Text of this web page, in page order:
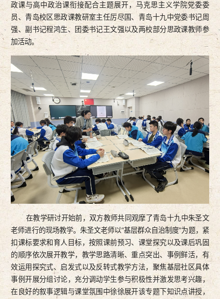
政课与高中政治课衔接配合主题展开，马克思主义学院党委委
员、青岛校区思政课教研室主任厉尽国、青岛十九中党委书记周
强、副书记程鸿生、团委书记王文强以及两校部分思政课教师参
加活动。
在教学研讨开始前，双方教师共同观摩了青岛十九中朱圣文
老师进行的现场教学。朱圣文老师以“基层群众自治制度”为题，紧
扣课标要求和育人目标，按照课前预习、课堂探究以及课后巩固
的顺序依次展开教学，教学思路清晰、重点突出、事例鲜活，有
效运用探究式、启发式以及反转式教学方法，聚焦基层社区具体
事例开展分组讨论，充分调动学生参与积极性并激发思考兴趣，
在良好的叙事逻辑与课堂氛围中徐徐展开该专题下知识点讲授，